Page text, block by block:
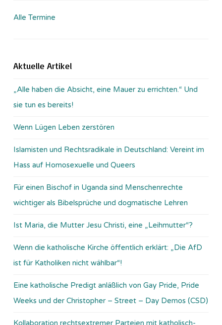
Alle Termine
Aktuelle Artikel
„Alle haben die Absicht, eine Mauer zu errichten.“ Und
sie tun es bereits!
Wenn Lügen Leben zerstören
Islamisten und Rechtsradikale in Deutschland: Vereint im
Hass auf Homosexuelle und Queers
Für einen Bischof in Uganda sind Menschenrechte
wichtiger als Bibelsprüche und dogmatische Lehren
Ist Maria, die Mutter Jesu Christi, eine „Leihmutter“?
Wenn die katholische Kirche öffentlich erklärt: „Die AfD
ist für Katholiken nicht wählbar“!
Eine katholische Predigt anläßlich von Gay Pride, Pride
Weeks und der Christopher – Street – Day Demos (CSD)
Kollaboration rechtsextremer Parteien mit katholisch-